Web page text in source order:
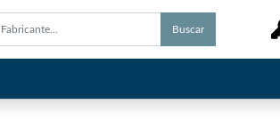
Buscar